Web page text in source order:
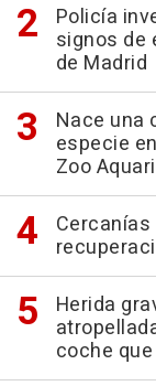
Policía
signos de
de Madrid
Nace una
especie
Zoo
Herida
coche